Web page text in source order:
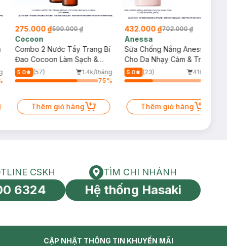
275.000 ₫590.000 ₫
Cocoon
Combo 2 Nước Tẩy Trang Bí
Đao Cocoon Làm Sạch &
Giảm Dầu 500ml
5.0 (57)
1.4k/tháng
75%
Thêm giỏ hàng
432.000 ₫702.000 ₫
Anessa
Sữa Chống Nắng Anessa
Cho Da Nhạy Cảm & Trẻ Em
60ml (Mới)
5.0 (23)
410/tháng
Thêm giỏ hàng
toàn cầu
HOTLINE CSKH
CSKH
6324
Tìm chi nhánh
TÌM CHI NHÁNH
Hệ thống Hasaki
CẬP NHẬT THÔNG TIN KHUYẾN MÃI